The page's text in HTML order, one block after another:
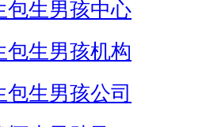
包生男孩中心
包生男孩机构
包生男孩公司